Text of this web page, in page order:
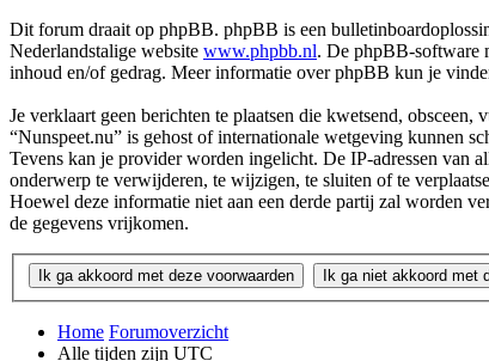
Dit forum draait op phpBB. phpBB is een
Nederlandstalige website www.phpbb.nl. De phpBB-software
inhoud en/of gedrag. Meer informatie over phpBB kun je
Je verklaart geen berichten te plaatsen die kwetsend,
“Nunspeet.nu” is gehost of internationale wetgeving kunnen
Tevens kan je provider worden ingelicht. De IP-adressen van
onderwerp te verwijderen, te wijzigen, te sluiten of te
Hoewel deze informatie niet aan een derde partij zal worden
de gegevens vrijkomen.
Home Forumoverzicht
Alle tijden zijn UTC